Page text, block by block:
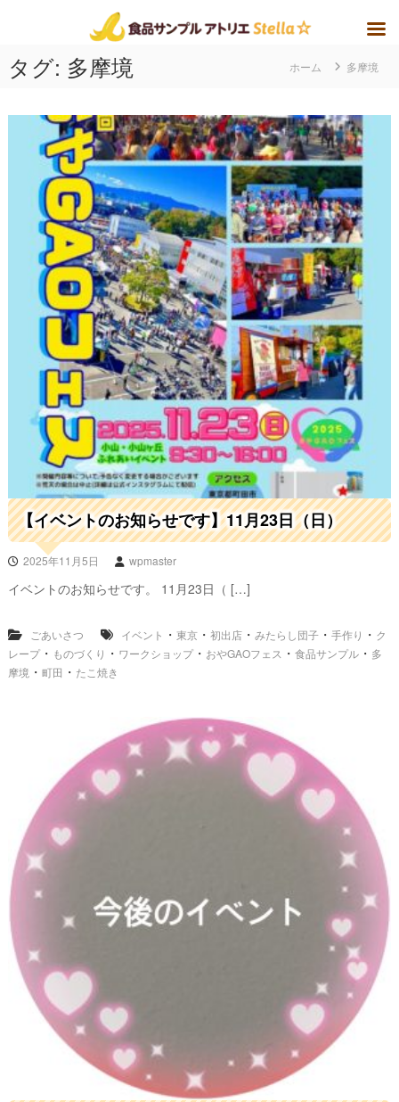
ンタグ: 多摩境 ホーム 多摩境
【イベントのお知らせです】11月23日（日）
2025年11月5日 wpmaster
イベントのお知らせです。 11月23日（ […]
ごあいさつ イベント ・ 東京・ 初出店・ みたらし団子・ 手作り ・ ク
レープ・ ものづくり ・ ワークショップ・ おやGAOフェス ・ 食品サンプル・ 多
摩境 ・ 町田 ・ たこ焼き